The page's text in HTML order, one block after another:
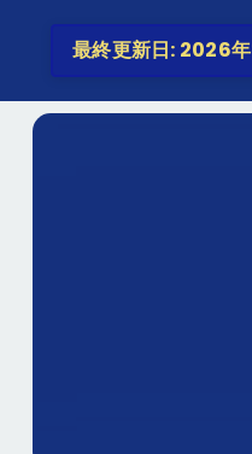
最終更新日: 2026